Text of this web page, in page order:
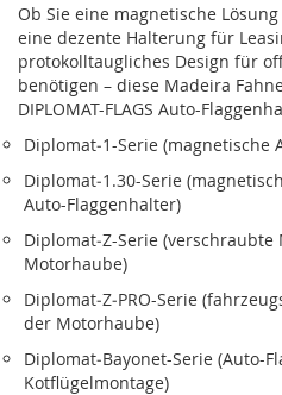
Ob Sie eine magnetische
eine dezente Halterung für
protokolltaugliches Design für
benötigen – diese Madeira
DIPLOMAT-FLAGS Auto-
Diplomat‑1-Serie (magnetische
Diplomat‑1.30-Serie
Auto-Flaggenhalter)
Diplomat‑Z-Serie
Motorhaube)
Diplomat‑Z‑PRO-Serie
der Motorhaube)
Diplomat‑Bayonet-Serie (Auto-
Kotflügelmontage)